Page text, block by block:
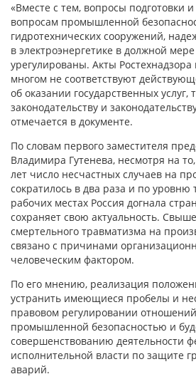
«Вместе с тем, вопросы подготовки
вопросам промышленной
гидротехнических сооружений,
в электроэнергетике в должной
урегулированы. Акты
многом не соответствуют
об оказании государственных услуг,
законодательству и
отмечается в документе.
По словам первого заместителя
Владимира Гутенева, несмотря на
лет число несчастных случаев на
сократилось в два раза и по уровню
рабочих местах Россия догнала
сохраняет свою актуальность.
смертельного травматизма на
связано с причинами
человеческим фактором.
По его мнению, реализация
устранить имеющиеся пробелы и
правовом регулировании
промышленной безопасностью и
совершенствованию деятельности
исполнительной власти по защите
аварий.